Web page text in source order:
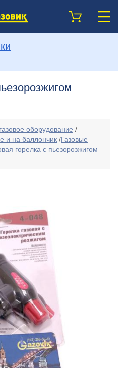
оборудование /
и на баллончик /Газовые
горелка с пьезорозжигом